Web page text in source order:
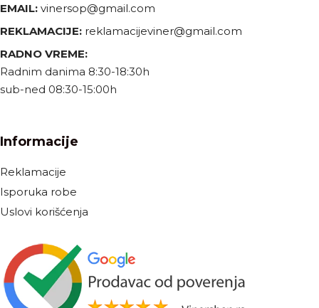
EMAIL: vinersop@gmail.com
REKLAMACIJE: reklamacijeviner@gmail.com
RADNO VREME:
Radnim danima 8:30-18:30h
sub-ned 08:30-15:00h
Informacije
Reklamacije
Isporuka robe
Uslovi korišćenja